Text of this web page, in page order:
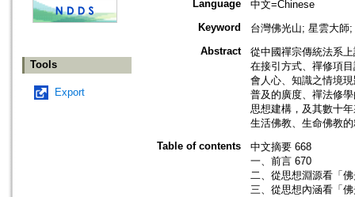
Tools
Export
Language
中文=Chinese
Keyword
台灣佛光山; 星雲大師
Abstract
從中國禪宗傳統法系
在接引方式、禪修項
會人心、知識之情境
普及的廣度、禪法修
思想建構，及其數十
生活佛教、生命佛教
Table of contents
中文摘要 668
一、前言 670
二、從思想淵源看「
三、從思想內涵看「